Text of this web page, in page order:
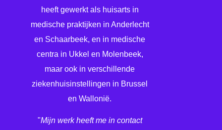
heeft gewerkt als huisarts in
medische praktijken in Anderlecht
en Schaarbeek, en in medische
centra in Ukkel en Molenbeek,
maar ook in verschillende
ziekenhuisinstellingen in Brussel
en Wallonië.
"Mijn werk heeft me in contact